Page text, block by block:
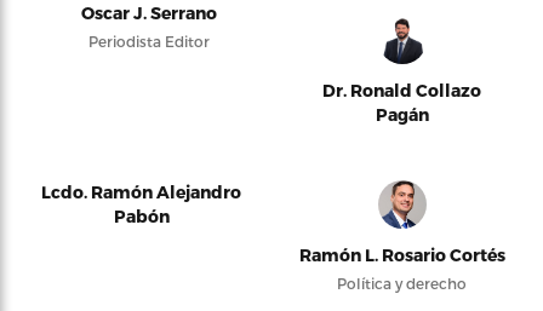
Oscar J. Serrano
Periodista Editor
Dr. Ronald Collazo
Pagán
Lcdo. Ramón Alejandro
Pabón
Ramón L. Rosario Cortés
Política y derecho